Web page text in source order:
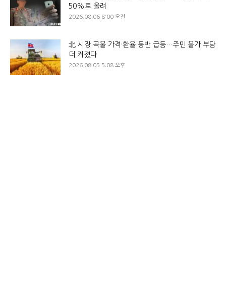
50%로 올려
2026.08.06 8:00 오전
北 시장 곡물 가격·환율 동반 급등…주민 물가 부담
더 커졌다
2026.08.05 5:08 오후